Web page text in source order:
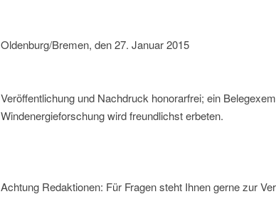
Oldenburg/Bremen, den 27. Januar 2015
Veröffentlichung und Nachdruck honorarfrei; ein
Windenergieforschung wird freundlichst erbeten.
Achtung Redaktionen: Für Fragen steht Ihnen gerne zur